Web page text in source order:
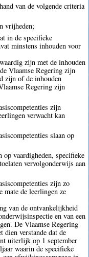
van de volgende criteria
vrijheden;
in de specifieke
minstens inhouden voor
zijn met de inhouden
Vlaamse Regering zijn
zijn of de inhouden
Regering zijn
zijn
verwacht kan
slaan op
op vaardigheden, specifieke
vervolgonderwijs aan
zijn zo
mate de leerlingen ze
van de ontvankelijkheid
en van een
De Vlaamse Regering
dien verstande dat de
uiterlijk op 1 september
waarin de specifieke